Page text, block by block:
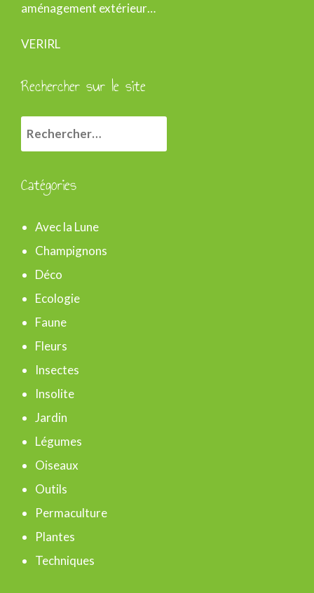
aménagement extérieur…
VERIRL
Rechercher sur le site
R
e
e
r
c
h
e
r
Catégories
Avec la Lune
Champignons
Déco
Ecologie
Faune
Fleurs
Insectes
Insolite
Jardin
Légumes
Oiseaux
Outils
Permaculture
Plantes
Techniques